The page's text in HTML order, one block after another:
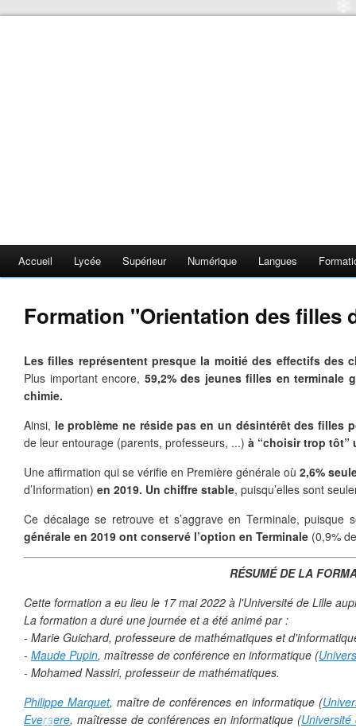
❄
❄
❄
❄
❄
❄
Accueil Lycée Supérieur Numérique Langues
Formation "Orientation des filles
Les filles représentent presque la moitié des effectifs des
Plus important encore, 59,2% des jeunes filles en terminale
chimie.
Ainsi, le problème ne réside pas en un désintérêt des filles
de leur entourage (parents, professeurs, ...) à “choisir trop tôt”
Une aﬀirmation qui se vérifie en Première générale où 2,6%
d’Information) en 2019. Un chiffre stable, puisqu’elles sont
Ce décalage se retrouve et s’aggrave en Terminale, puisque
générale en 2019 ont conservé l’option en Terminale (0,9%
RÉSUMÉ DE LA
Cette formation a eu lieu le 17 mai 2022 à l'Université de Lille
La formation a duré une journée et a été animé par :
- Marie Guichard, professeure de mathématiques et
- Maude Pupin, maîtresse de conférence en informatique (
- Mohamed Nassiri, professeur de mathématiques.
Philippe Marquet, maître de conférences en informatique (
Everaere, maîtresse de conférences en informatique (Université